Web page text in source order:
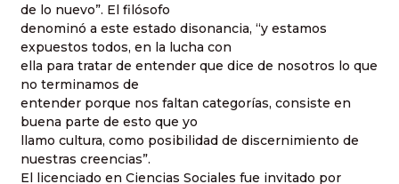
de lo nuevo”. El filósofo
denominó a este estado disonancia, “y estamos
expuestos todos, en la lucha con
ella para tratar de entender que dice de nosotros lo que
no terminamos de
entender porque nos faltan categorías, consiste en
buena parte de esto que yo
llamo cultura, como posibilidad de discernimiento de
nuestras creencias”.
El licenciado en Ciencias Sociales fue invitado por